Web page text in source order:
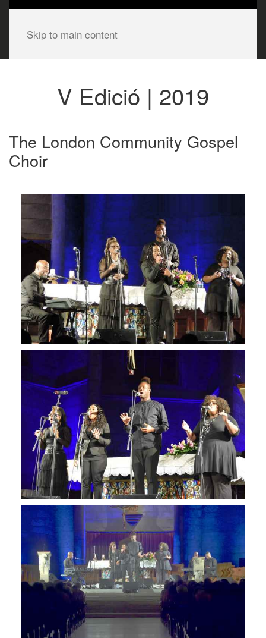
Skip to main content
V Edició | 2019
The London Community Gospel
Choir